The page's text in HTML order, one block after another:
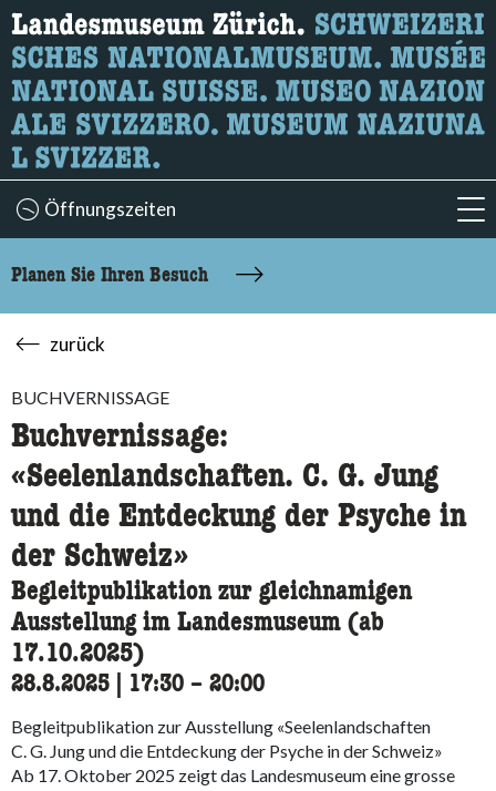
Wonach suchen Sie?
Hier können Sie nach Inhalten der Seite suchen.
Öffnungszeiten
Planen Sie Ihren Besuch
zurück
BUCHVERNISSAGE
Buchvernissage:
«Seelenlandschaften. C. G. Jung
und die Entdeckung der Psyche in
der Schweiz»
Begleitpublikation zur gleichnamigen
Ausstellung im Landesmuseum (ab
17.10.2025)
28.8.2025 17:30 accessibility.time_to
– 20:00
Begleitpublikation zur Ausstellung «Seelenlandschaften
C. G. Jung und die Entdeckung der Psyche in der Schweiz»
Ab 17. Oktober 2025 zeigt das Landesmuseum eine grosse